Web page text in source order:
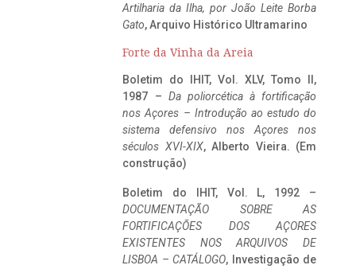
Artilharia da Ilha, por João Leite Borba
Gato, Arquivo Histórico Ultramarino
Forte da Vinha da Areia
Boletim do IHIT, Vol. XLV, Tomo II,
1987 – Da poliorcética à fortificação
nos Açores – Introdução ao estudo do
sistema defensivo nos Açores nos
séculos XVI-XIX, Alberto Vieira. (Em
construção)
Boletim do IHIT, Vol. L, 1992 –
DOCUMENTAÇÃO SOBRE AS
FORTIFICAÇÕES DOS AÇORES
EXISTENTES NOS ARQUIVOS DE
LISBOA – CATÁLOGO, Investigação de